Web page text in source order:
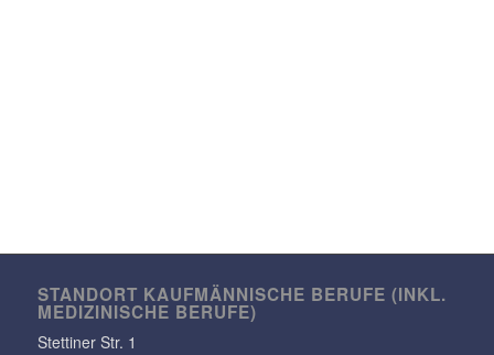
STANDORT KAUF­MÄN­NI­SCHE BERUFE (INKL.
MEDI­ZI­NI­SCHE BERUFE)
Stet­tiner Str. 1